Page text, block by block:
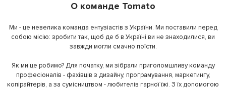
О команде Tomato
Ми - це невелика команда ентузіастів з України. Ми поставили перед
собою місію: зробити так, щоб де б в Україні ви не знаходилися, ви
завжди могли смачно поїсти.
Як ми це робимо? Для початку, ми зібрали приголомшливу команду
професіоналів - фахівців з дизайну, програмування, маркетингу,
копірайтерів, а за сумісництвом - любителів гарної їжі. З їх допомогою